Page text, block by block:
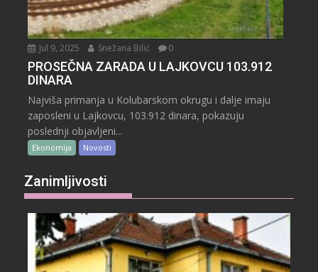
Jul 9, 2025 Snežana Bilić 0
PROSEČNA ZARADA U LAJKOVCU 103.912
DINARA
Najviša primanja u Kolubarskom okrugu i dalje imaju
zaposleni u Lajkovcu, 103.912 dinara, pokazuju
poslednji objavljeni...
Ekonomija Novosti
Zanimljivosti